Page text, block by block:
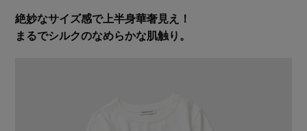
絶妙なサイズ感で上半身華奢見え！
まるでシルクのなめらかな肌触り。